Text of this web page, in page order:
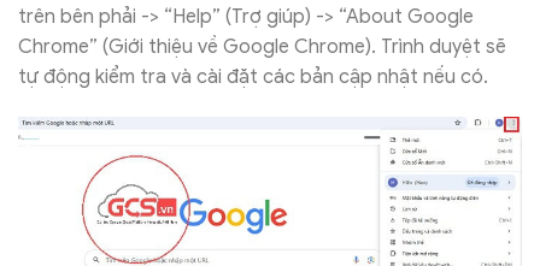
trên bên phải -> “Help” (Trợ giúp) -> “About Google
Chrome” (Giới thiệu về Google Chrome). Trình duyệt sẽ
tự động kiểm tra và cài đặt các bản cập nhật nếu có.